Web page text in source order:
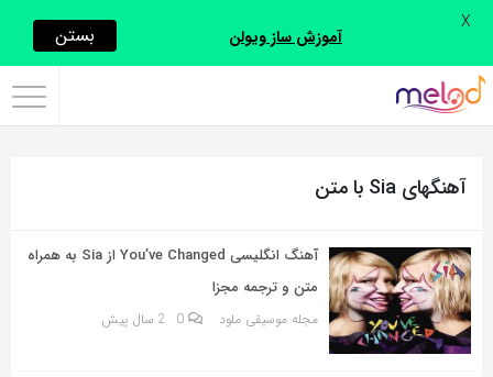
اشتراک
با
از
زیر
می‌توانید
این
صفحه
آهنگهای Sia با متن
آهنگ انگلیسی You’ve Changed از Sia به همراه
متن و ترجمه مجزا
مجله موسیقی ملود 0 2 سال پیش
آموزش ساز ویولن بستن X